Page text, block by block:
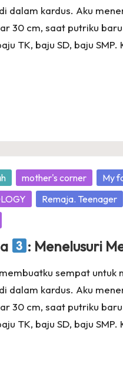
dalam kardus. Aku
30 cm, saat putriku
TK, baju SD, baju SMP.
mother's corner My
Remaja. Teenager
: Menelusuri
sempat
dalam kardus. Aku
30 cm, saat putriku
TK, baju SD, baju SMP.